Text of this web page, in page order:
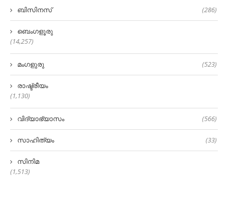
ബിസിനസ് (286)
ബെംഗളൂരു
(14,257)
മംഗളുരു (523)
രാഷ്ട്രീയം
(1,130)
വിദ്യാഭ്യാസം (566)
സാഹിത്യം (33)
സിനിമ
(1,513)